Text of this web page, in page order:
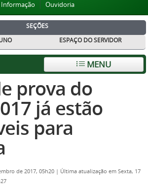
Informação
Ouvidoria
SEÇÕES
ESPAÇO DO SERVIDOR
MENU
prova do
já estão
para
de 2017, 05h20 | Última atualização em Sexta, 17